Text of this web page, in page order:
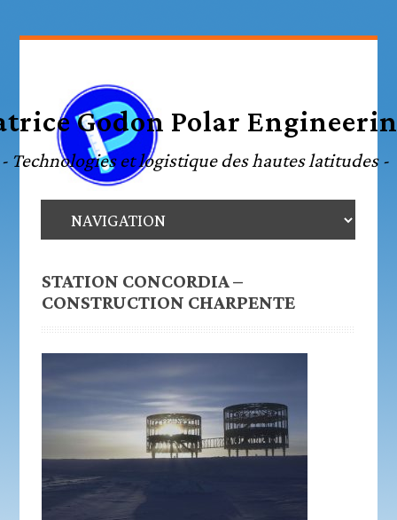
STATION CONCORDIA –
CONSTRUCTION CHARPENTE